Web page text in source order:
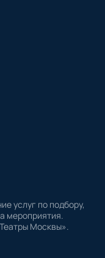
услуг по подбору,
мероприятия.
Москвы».